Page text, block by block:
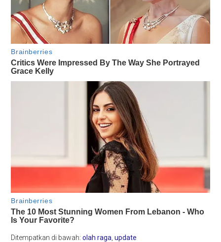
Ditempatkan di bawah:olah raga ,update